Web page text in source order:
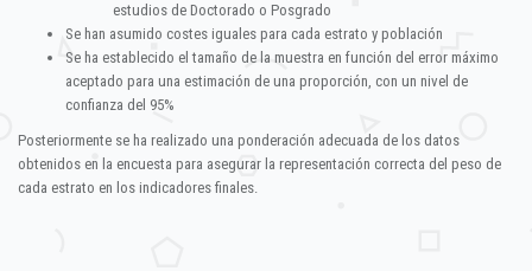
estudios de Doctorado o Posgrado
Se han asumido costes iguales para cada estrato y población
Se ha establecido el tamaño de la muestra en función del error máximo
aceptado para una estimación de una proporción, con un nivel de
confianza del 95%
Posteriormente se ha realizado una ponderación adecuada de los datos
obtenidos en la encuesta para asegurar la representación correcta del peso de
cada estrato en los indicadores finales.